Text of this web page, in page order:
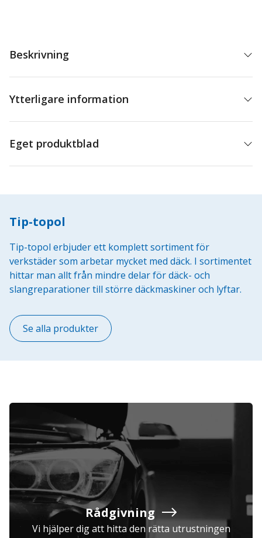
Beskrivning
Ytterligare information
Eget produktblad
Tip-topol
Tip-topol erbjuder ett komplett sortiment för
verkstäder som arbetar mycket med däck. I sortimentet
hittar man allt från mindre delar för däck- och
slangreparationer till större däckmaskiner och lyftar.
Se alla produkter
Rådgivning
Vi hjälper dig att hitta den rätta utrustningen